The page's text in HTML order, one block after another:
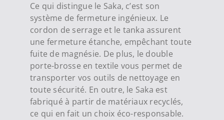
Ce qui distingue le Saka, c’est son
système de fermeture ingénieux. Le
cordon de serrage et le tanka assurent
une fermeture étanche, empêchant toute
fuite de magnésie. De plus, le double
porte-brosse en textile vous permet de
transporter vos outils de nettoyage en
toute sécurité. En outre, le Saka est
fabriqué à partir de matériaux recyclés,
ce qui en fait un choix éco-responsable.